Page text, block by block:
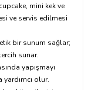
mini kek ve
ve servis edilmesi
bir sunum sağlar;
sunar.
yapışmayı
olur.